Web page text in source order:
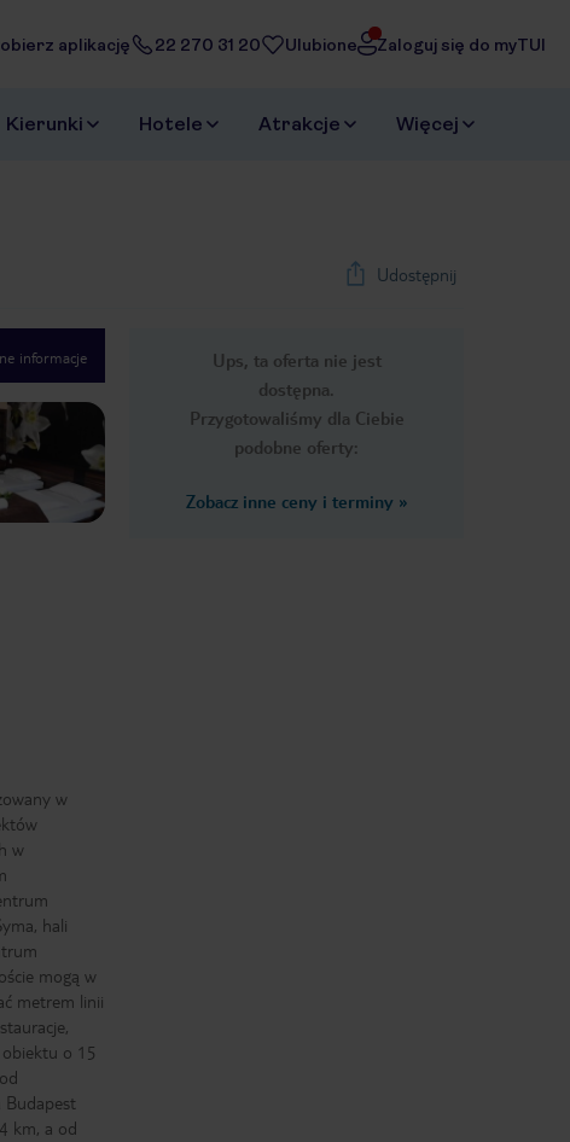
aplikację 22 270 31 20 Ulubione Zaloguj się do myTUI
Kierunki Hotele Atrakcje Więcej
Udostępnij
Ups, ta oferta nie jest
dostępna.
Przygotowaliśmy dla Ciebie
podobne oferty:
Zobacz inne ceny i terminy »
informacje
Next slide
1 /23
w
w
hali
mogą w
metrem linii
o 15
Budapest
km, a od